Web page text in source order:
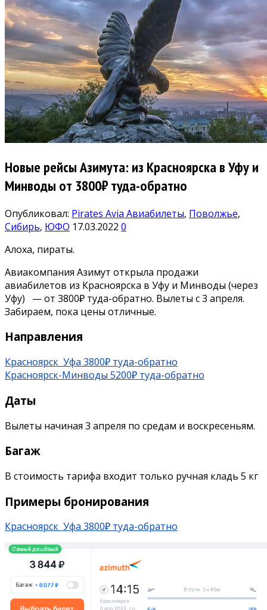
Новые рейсы Азимута: из Красноярска в Уфу и
Минводы от 3800₽ туда-обратно
Опубликовал: Pirates Avia Авиабилеты, Поволжье,
Сибирь, ЮФО 17.03.2022 0
Алоха, пираты.
Авиакомпания Азимут открыла продажи
авиабилетов из Красноярска в Уфу и Минводы (через
Уфу) — от 3800₽ туда-обратно. Вылеты с 3 апреля.
Забираем, пока цены отличные.
Направления
Красноярск Уфа 3800₽ туда-обратно
Красноярск-Минводы 5200₽ туда-обратно
Даты
Вылеты начиная 3 апреля по средам и воскресеньям.
Багаж
В стоимость тарифа входит только ручная кладь 5 кг
Примеры бронирования
Красноярск Уфа 3800₽ туда-обратно